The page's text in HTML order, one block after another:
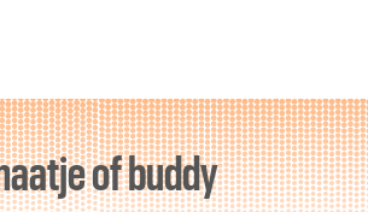
Direct door naar content
of buddy